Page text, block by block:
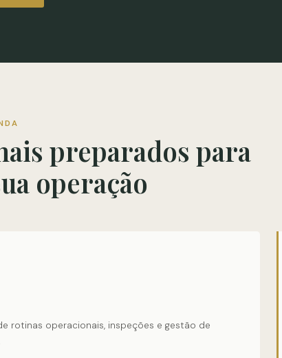
preparados para
operação
rotinas operacionais, inspeções e gestão de